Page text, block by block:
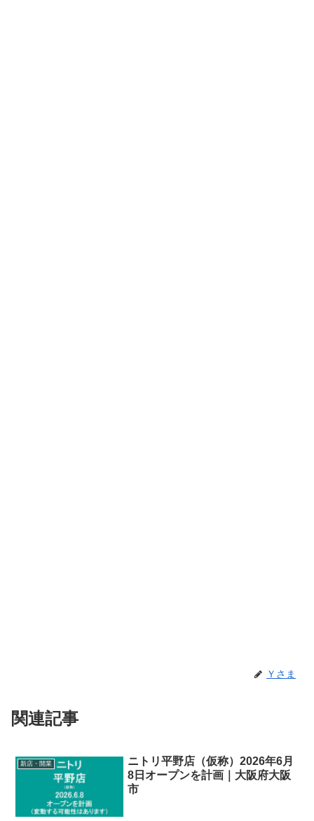
Ｙさま
関連記事
新店・開業
ニトリ平野店（仮称）2026年6月
8日オープンを計画｜大阪府大阪
市